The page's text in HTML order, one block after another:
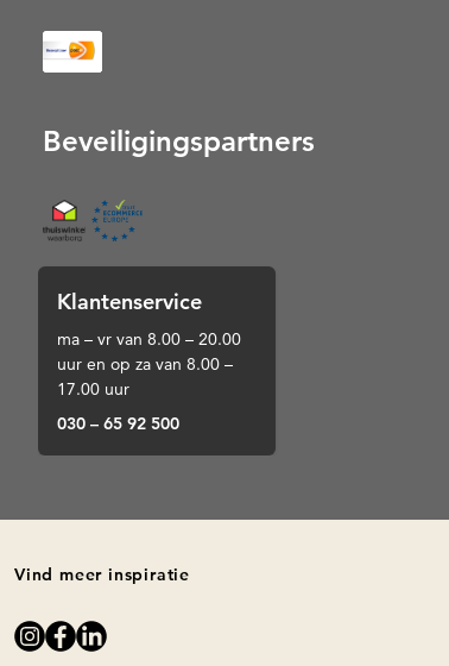
Beveiligingspartners
Thuiswinkel (Opent in een nieuw tabblad)
Klantenservice
ma – vr van 8.00 – 20.00
uur en op za van 8.00 –
17.00 uur
030 – 65 92 500
Vind meer inspiratie